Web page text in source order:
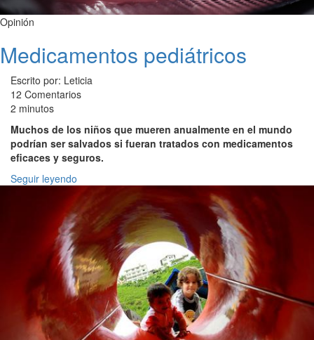
Opinión
Medicamentos pediátricos
Escrito por: Leticia
12 Comentarios
2 minutos
Muchos de los niños que mueren anualmente en el mundo
podrían ser salvados si fueran tratados con medicamentos
eficaces y seguros.
Seguir leyendo